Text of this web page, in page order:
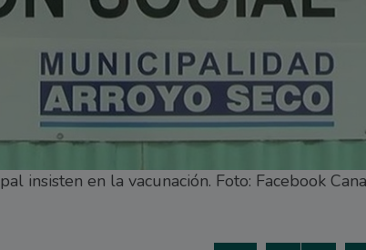
insisten en la vacunación. Foto: Facebook